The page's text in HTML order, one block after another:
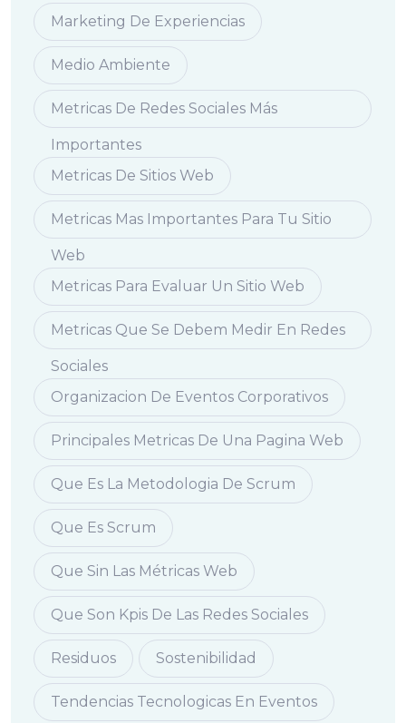
Marketing De Experiencias
Medio Ambiente
Metricas De Redes Sociales Más
Importantes
Metricas De Sitios Web
Metricas Mas Importantes Para Tu Sitio
Web
Metricas Para Evaluar Un Sitio Web
Metricas Que Se Debem Medir En Redes
Sociales
Organizacion De Eventos Corporativos
Principales Metricas De Una Pagina Web
Que Es La Metodologia De Scrum
Que Es Scrum
Que Sin Las Métricas Web
Que Son Kpis De Las Redes Sociales
Residuos Sostenibilidad
Tendencias Tecnologicas En Eventos